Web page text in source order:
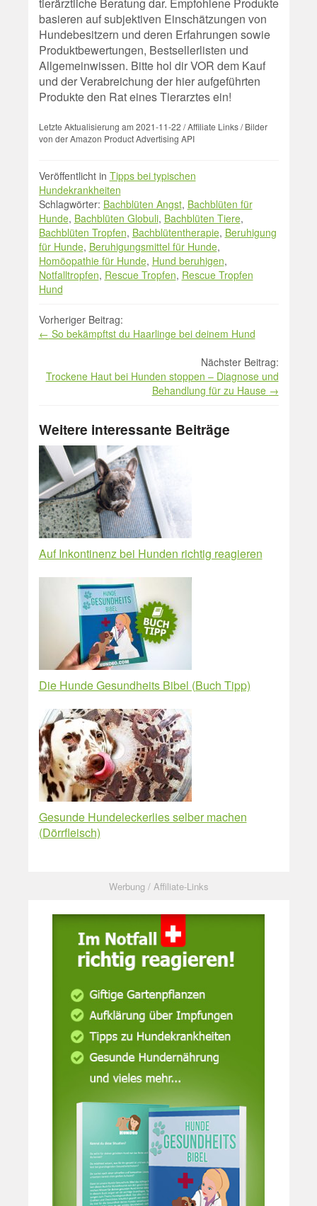
tierärztliche Beratung dar. Empfohlene Produkte
basieren auf subjektiven Einschätzungen von
Hundebesitzern und deren Erfahrungen sowie
Produktbewertungen, Bestsellerlisten und
Allgemeinwissen. Bitte hol dir VOR dem Kauf
und der Verabreichung der hier aufgeführten
Produkte den Rat eines Tierarztes ein!
Letzte Aktualisierung am 2021-11-22 / Affiliate Links / Bilder
von der Amazon Product Advertising API
Veröffentlicht in Tipps bei typischen
Hundekrankheiten
Schlagwörter: Bachblüten Angst, Bachblüten für
Hunde, Bachblüten Globuli, Bachblüten Tiere,
Bachblüten Tropfen, Bachblütentherapie, Beruhigung
für Hunde, Beruhigungsmittel für Hunde,
Homöopathie für Hunde, Hund beruhigen,
Notfalltropfen, Rescue Tropfen, Rescue Tropfen
Hund
Beitrag
Navigation
Vorheriger Beitrag:
← So bekämpftst du Haarlinge bei deinem Hund
Nächster Beitrag:
Trockene Haut bei Hunden stoppen – Diagnose und
Behandlung für zu Hause →
Weitere interessante Beiträge
Auf Inkontinenz bei Hunden richtig reagieren
Die Hunde Gesundheits Bibel (Buch Tipp)
Gesunde Hundeleckerlies selber machen
(Dörrfleisch)